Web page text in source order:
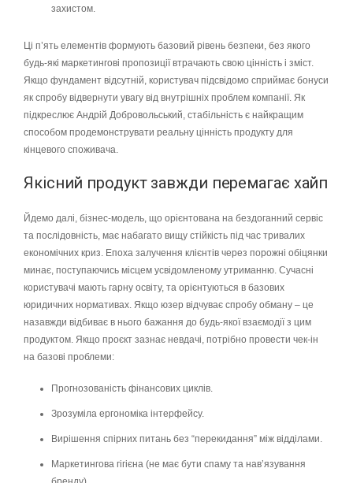
захистом.
Ці п’ять елементів формують базовий рівень безпеки, без якого
будь-які маркетингові пропозиції втрачають свою цінність і зміст.
Якщо фундамент відсутній, користувач підсвідомо сприймає бонуси
як спробу відвернути увагу від внутрішніх проблем компанії. Як
підкреслює Андрій Добровольський, стабільність є найкращим
способом продемонструвати реальну цінність продукту для
кінцевого споживача.
Якісний продукт завжди перемагає хайп
Йдемо далі, бізнес-модель, що орієнтована на бездоганний сервіс
та послідовність, має набагато вищу стійкість під час тривалих
економічних криз. Епоха залучення клієнтів через порожні обіцянки
минає, поступаючись місцем усвідомленому утриманню. Сучасні
користувачі мають гарну освіту, та орієнтуються в базових
юридичних нормативах. Якщо юзер відчуває спробу обману – це
назавжди відбиває в нього бажання до будь-якої взаємодії з цим
продуктом. Якщо проєкт зазнає невдачі, потрібно провести чек-ін
на базові проблеми:
Прогнозованість фінансових циклів.
Зрозуміла ергономіка інтерфейсу.
Вирішення спірних питань без “перекидання” між відділами.
Маркетингова гігієна (не має бути спаму та нав’язування